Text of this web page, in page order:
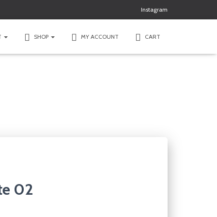
Instagram
SHOP MY ACCOUNT CART
02